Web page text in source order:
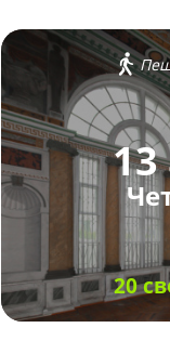
13
20